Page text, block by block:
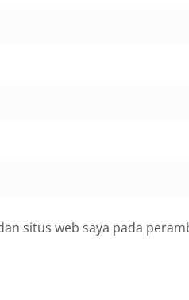
situs web saya pada